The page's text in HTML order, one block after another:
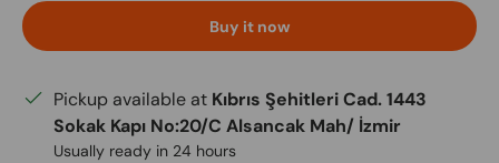
Buy it now
Pickup available at Kıbrıs Şehitleri Cad. 1443
Sokak Kapı No:20/C Alsancak Mah/ İzmir
Usually ready in 24 hours